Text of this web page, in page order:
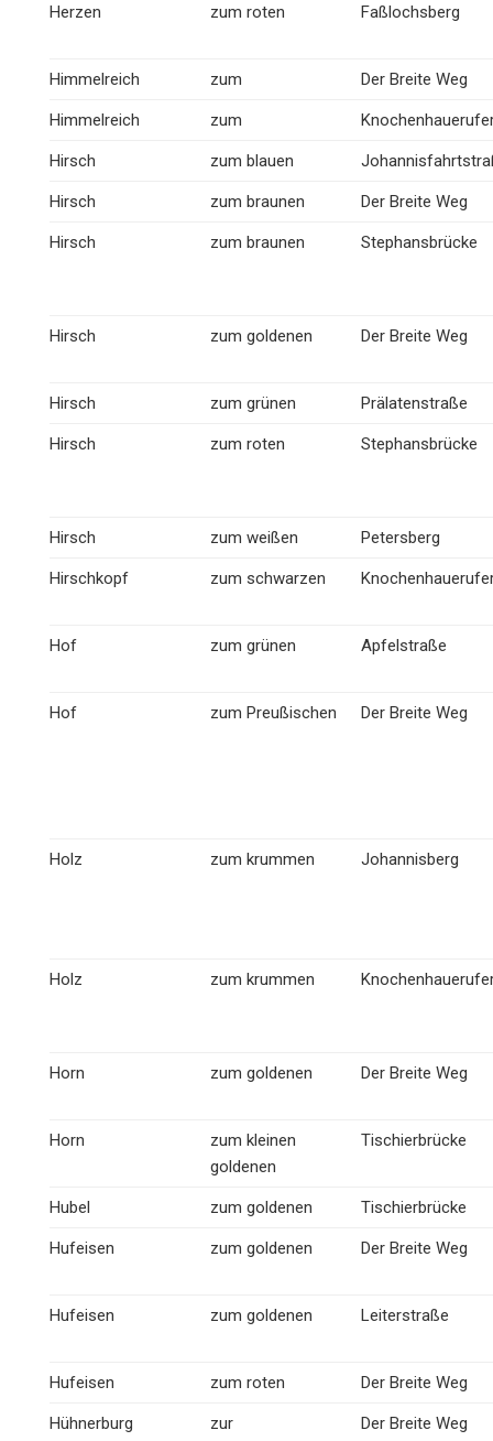
Herzen zum roten Faßlochsberg
Himmelreich zum Der Breite Weg
Himmelreich zum
Hirsch zum blauen
Hirsch zum braunen Der Breite Weg
Hirsch zum braunen Stephansbrücke
Hirsch zum goldenen Der Breite Weg
Hirsch zum grünen Prälatenstraße
Hirsch zum roten Stephansbrücke
Hirsch zum weißen Petersberg
Hirschkopf zum schwarzen
Hof zum grünen Apfelstraße
Hof zum Preußischen Der Breite Weg
Holz zum krummen Johannisberg
Holz zum krummen
Horn zum goldenen Der Breite Weg
Horn
zum kleinen
goldenen
Tischierbrücke
Hubel zum goldenen Tischierbrücke
Hufeisen zum goldenen Der Breite Weg
Hufeisen zum goldenen Leiterstraße
Hufeisen zum roten Der Breite Weg
Hühnerburg zur Der Breite Weg